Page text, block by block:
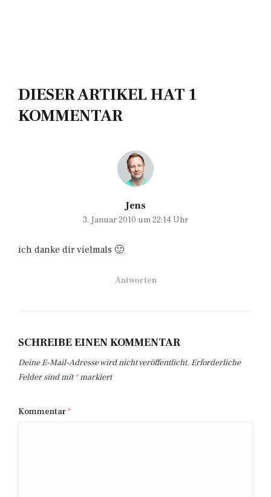
DIESER ARTIKEL HAT 1
KOMMENTAR
Jens
3. Januar 2010 um 22:14 Uhr
ich danke dir vielmals 🙂
Antworten
SCHREIBE EINEN KOMMENTAR
Deine E-Mail-Adresse wird nicht veröffentlicht. Erforderliche
Felder sind mit*markiert
Kommentar*